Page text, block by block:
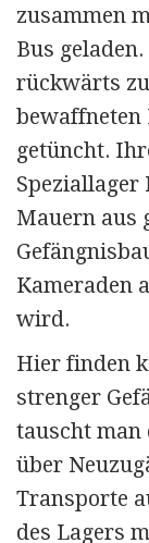
zusammen
Bus
rückwärts
bewaffneten
getüncht.
Speziallager
Mauern aus
Kameraden
wird.
Hier finden
strenger
tauscht man
über
Transporte
des Lagers